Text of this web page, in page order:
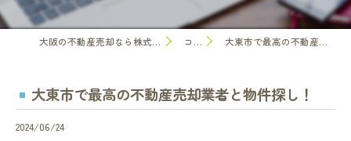
大阪の不動産売却なら株式会社リクソラ住宅販売 コラム 大東市で最高の不動産売却業者と物件探し！
大東市で最高の不動産売却業者と物件探し！
2024/06/24